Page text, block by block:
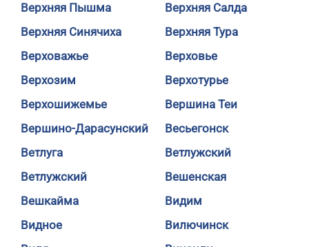
Верхняя Пышма
Верхняя Салда
Верхняя Синячиха
Верхняя Тура
Верховажье
Верховье
Верхозим
Верхотурье
Верхошижемье
Вершина Теи
Вершино-Дарасунский
Весьегонск
Ветлуга
Ветлужский
Ветлужский
Вешенская
Вешкайма
Видим
Видное
Вилючинск